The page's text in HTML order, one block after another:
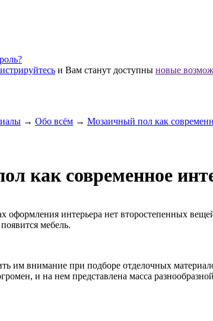
и Вам станут доступны новые
→ Обо всём → Мозаичный пол как
как современное
оформления интерьера нет второстепенных
мебель.
им внимание при подборе отделочных
и на нем представлена масса